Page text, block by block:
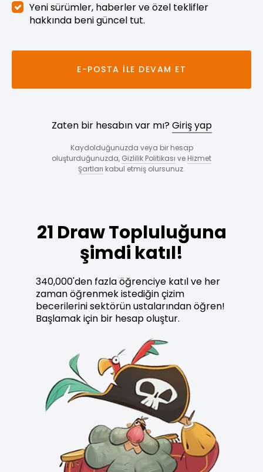
Yeni sürümler, haberler ve özel teklifler
hakkında beni güncel tut.
E-POSTA ILE DEVAM ET
Zaten bir hesabın var mı?Giriş yap
Kaydolduğunuzda veya bir hesap
oluşturduğunuzda, Gizlilik Politikası ve Hizmet
Şartları kabul etmiş olursunuz.
21 Draw Topluluğuna
şimdi katıl!
340,000'den fazla öğrenciye katıl ve her
zaman öğrenmek istediğin çizim
becerilerini sektörün ustalarından öğren!
Başlamak için bir hesap oluştur.